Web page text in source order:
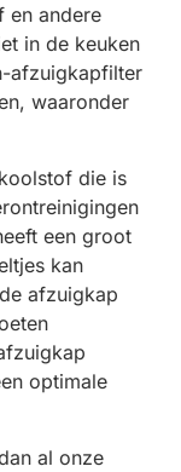
en andere
in de keuken
afzuigkapfilter
waaronder
die is
een groot
kan
afzuigkap
optimale
al onze